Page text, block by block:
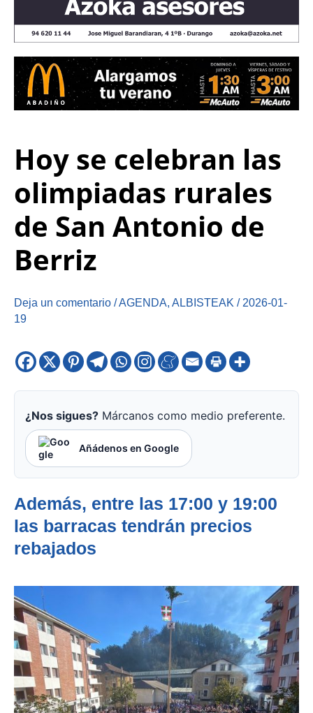
Hoy se celebran las
olimpiadas rurales
de San Antonio de
Berriz
Deja un comentario /AGENDA, ALBISTEAK / 2026-01-
19
¿Nos sigues? Márcanos como medio preferente.
Añádenos en Google
Además, entre las 17:00 y 19:00
las barracas tendrán precios
rebajados